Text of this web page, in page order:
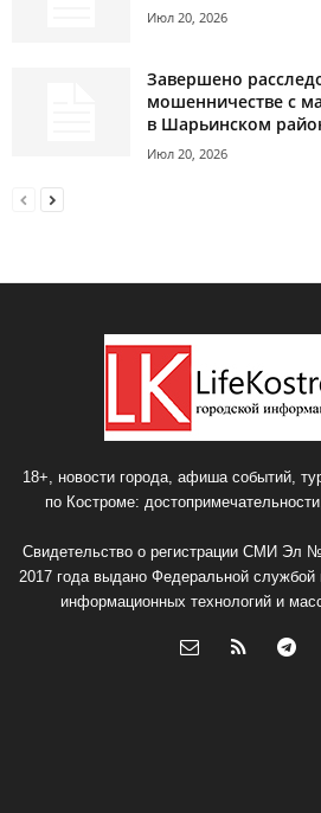
Июл 20, 2026
Завершено
мошенничестве с
в Шарьинском
Июл 20, 2026
18+, новости города, афиша событий,
по Костроме:
Свидетельство о регистрации СМИ Эл
2017 года выдано Федеральной службой
информационных технологий и